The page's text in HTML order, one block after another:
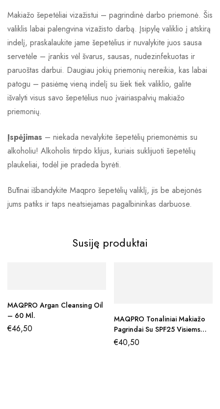
Makiažo šepetėliai vizažistui – pagrindinė darbo priemonė. Šis
valiklis labai palengvina vizažisto darbą. Įsipylę valiklio į atskirą
indelį, praskalaukite jame šepetėlius ir nuvalykite juos sausa
servetėle – įrankis vėl švarus, sausas, nudezinfekuotas ir
paruoštas darbui. Daugiau jokių priemonių nereikia, kas labai
patogu – pasiėmę vieną indelį su šiek tiek valiklio, galite
išvalyti visus savo šepetėlius nuo įvairiaspalvių makiažo
priemonių.
Įspėjimas – niekada nevalykite šepetėlių priemonėmis su
alkoholiu! Alkoholis tirpdo klijus, kuriais suklijuoti šepetėlių
plaukeliai, todėl jie pradeda byrėti.
Būtinai išbandykite Maqpro šepetėlių valiklį, jis be abejonės
jums patiks ir taps neatsiejamas pagalbininkas darbuose.
Susiję produktai
MAQPRO Argan Cleansing Oil
– 60 Ml.
€46,50
MAQPRO Tonaliniai Makiažo
Pagrindai Su SPF25 Visiems
Odos Tipams
€40,50